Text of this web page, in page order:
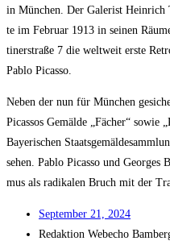
in Mün­chen. Der Gale­rist Hein­rich
te im Febru­ar 1913 in sei­nen
ti­ner­stra­ße 7 die welt­weit ers­te
Pablo Picasso.
Neben der nun für Mün­chen
Picas­sos Gemäl­de „Fächer“ sowie
Baye­ri­schen
sehen. Pablo Picas­so und
mus als radi­ka­len Bruch mit der
Sep­tem­ber 21, 2024
Redak­ti­on Web­echo